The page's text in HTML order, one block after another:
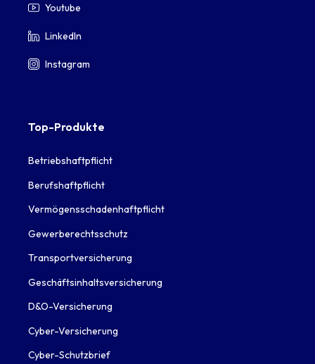
Youtube
LinkedIn
Instagram
Top-Produkte
Betriebshaftpflicht
Berufshaftpflicht
Vermögensschadenhaftpflicht
Gewerberechtsschutz
Transportversicherung
Geschäftsinhaltsversicherung
D&O-Versicherung
Cyber-Versicherung
Cyber-Schutzbrief